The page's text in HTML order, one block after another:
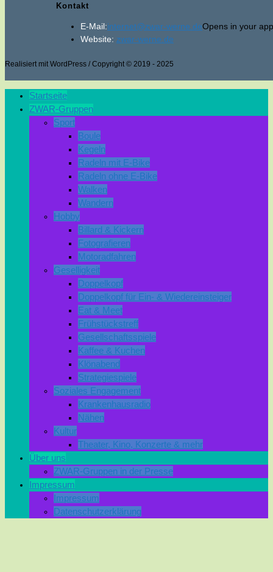
Kontakt
E-Mail:internet@zwar-werne.deOpens in your
Website: zwar-werne.de
Realisiert mit WordPress / Copyright © 2019 - 2025
Startseite
ZWAR-Gruppen
Sport
Boule
Kegeln
Radeln mit E-Bike
Radeln ohne E-Bike
Walken
Wandern
Hobby
Billard & Kickern
Fotografieren
Motoradfahren
Geselligkeit
Doppelkopf
Doppelkopf für Ein- & Wiedereinsteiger
Eat & Meet
Frühstückstreff
Gesellschaftsspiele
Kaffee & Kuchen
Klönabend
Strategiespiele
Soziales Engagement
Krankenhausradio
Nähen
Kultur
Theater, Kino, Konzerte & mehr
Über uns
ZWAR-Gruppen in der Presse
Impressum
Impressum
Datenschutzerklärung